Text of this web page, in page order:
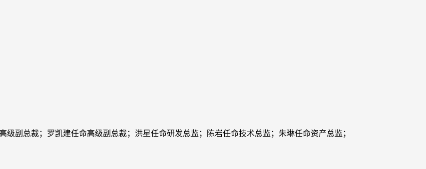
总裁；罗凯建任命高级副总裁；洪星任命研发总监；陈岩任命技术总监；朱琳任命资产总监；